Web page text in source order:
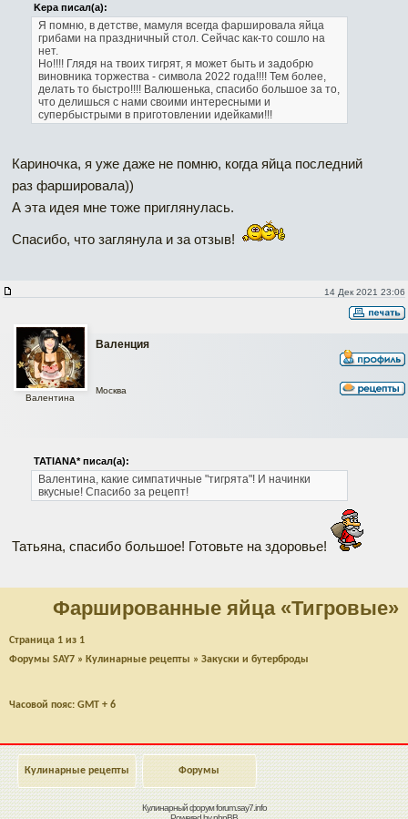
Kepa писал(а):
Я помню, в детстве, мамуля всегда фаршировала яйца
грибами на праздничный стол. Сейчас как-то сошло на
нет.
Но!!!! Глядя на твоих тигрят, я может быть и задобрю
виновника торжества - символа 2022 года!!!! Тем более,
делать то быстро!!!! Валюшенька, спасибо большое за то,
что делишься с нами своими интересными и
супербыстрыми в приготовлении идейками!!!
Кариночка, я уже даже не помню, когда яйца последний
раз фаршировала))
А эта идея мне тоже приглянулась.
Спасибо, что заглянула и за отзыв!
14 Дек 2021 23:06
Валенция
Валентина
Москва
TATIANA* писал(а):
Валентина, какие симпатичные "тигрята"! И начинки
вкусные! Спасибо за рецепт!
Татьяна, спасибо большое! Готовьте на здоровье!
Фаршированные яйца «Тигровые»
Страница 1 из 1
Форумы SAY7 » Кулинарные рецепты » Закуски и бутерброды
Часовой пояс: GMT + 6
Кулинарные рецепты Форумы
Кулинарный форумforum.say7.info